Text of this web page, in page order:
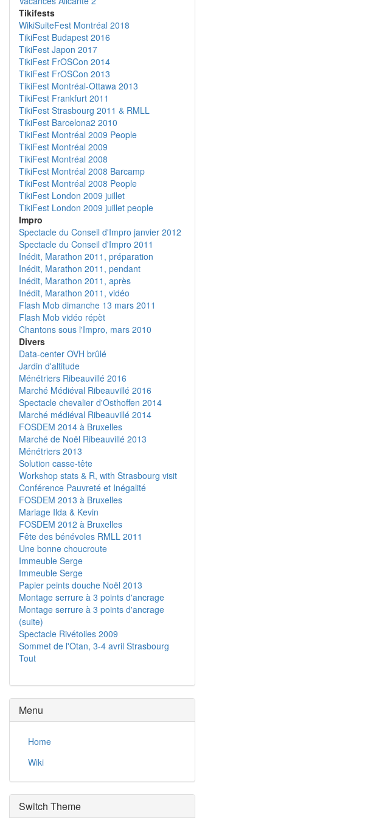
Tikifests
WikiSuiteFest Montréal 2018
TikiFest Budapest 2016
TikiFest Japon 2017
TikiFest FrOSCon 2014
TikiFest FrOSCon 2013
TikiFest Montréal-Ottawa 2013
TikiFest Frankfurt 2011
TikiFest Strasbourg 2011 & RMLL
TikiFest Barcelona2 2010
TikiFest Montréal 2009 People
TikiFest Montréal 2009
TikiFest Montréal 2008
TikiFest Montréal 2008 Barcamp
TikiFest Montréal 2008 People
TikiFest London 2009 juillet
TikiFest London 2009 juillet people
Impro
Spectacle du Conseil d'Impro janvier 2012
Spectacle du Conseil d'Impro 2011
Inédit, Marathon 2011, préparation
Inédit, Marathon 2011, pendant
Inédit, Marathon 2011, après
Inédit, Marathon 2011, vidéo
Flash Mob dimanche 13 mars 2011
Flash Mob vidéo répèt
Chantons sous l'Impro, mars 2010
Divers
Data-center OVH brûlé
Jardin d'altitude
Ménétriers Ribeauvillé 2016
Marché Médiéval Ribeauvillé 2016
Spectacle chevalier d'Osthoffen 2014
Marché médiéval Ribeauvillé 2014
FOSDEM 2014 à Bruxelles
Marché de Noël Ribeauvillé 2013
Ménétriers 2013
Solution casse-tête
Workshop stats & R, with Strasbourg visit
Conférence Pauvreté et Inégalité
FOSDEM 2013 à Bruxelles
Mariage Ilda & Kevin
FOSDEM 2012 à Bruxelles
Fête des bénévoles RMLL 2011
Une bonne choucroute
Immeuble Serge
Immeuble Serge
Papier peints douche Noël 2013
Montage serrure à 3 points d'ancrage
Montage serrure à 3 points d'ancrage
(suite)
Spectacle Rivétoiles 2009
Sommet de l'Otan, 3-4 avril Strasbourg
Tout
Menu
Home
Wiki
Switch Theme